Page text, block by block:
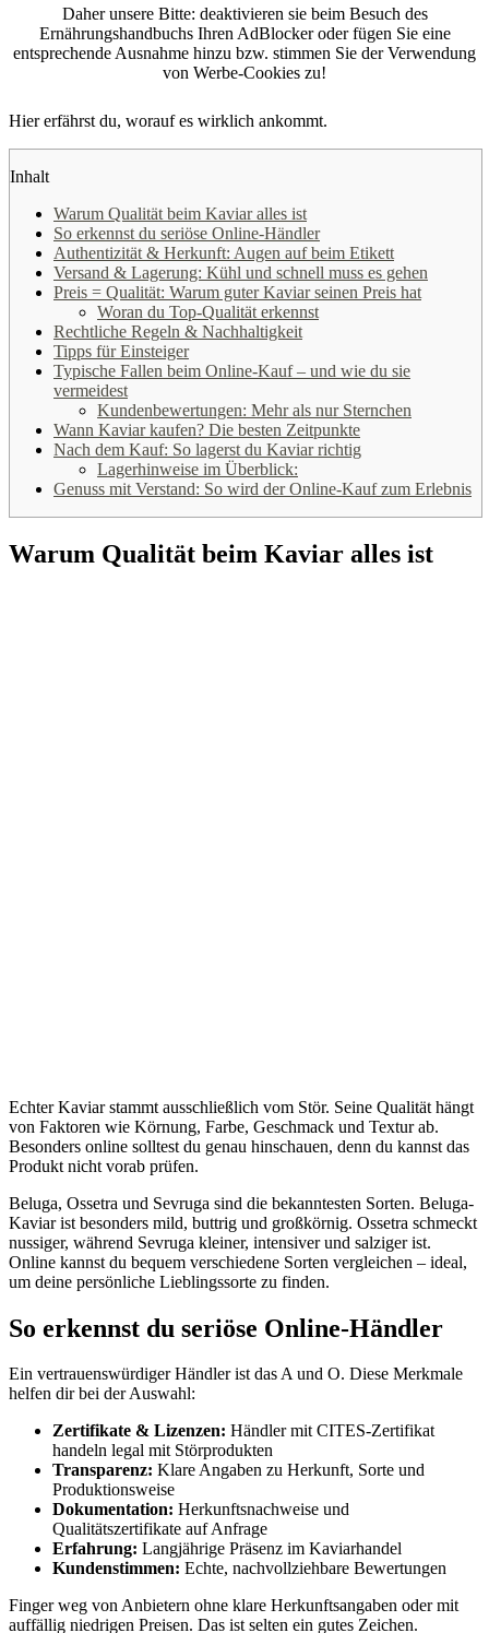
Daher unsere Bitte: deaktivieren sie beim Besuch des
Ernährungshandbuchs Ihren AdBlocker oder fügen Sie eine
entsprechende Ausnahme hinzu bzw. stimmen Sie der Verwendung
von Werbe-Cookies zu!
Hier erfährst du, worauf es wirklich ankommt.
Inhalt
Warum Qualität beim Kaviar alles ist
So erkennst du seriöse Online-Händler
Authentizität & Herkunft: Augen auf beim Etikett
Versand & Lagerung: Kühl und schnell muss es gehen
Preis = Qualität: Warum guter Kaviar seinen Preis hat
Woran du Top-Qualität erkennst
Rechtliche Regeln & Nachhaltigkeit
Tipps für Einsteiger
Typische Fallen beim Online-Kauf – und wie du sie
vermeidest
Kundenbewertungen: Mehr als nur Sternchen
Wann Kaviar kaufen? Die besten Zeitpunkte
Nach dem Kauf: So lagerst du Kaviar richtig
Lagerhinweise im Überblick:
Genuss mit Verstand: So wird der Online-Kauf zum Erlebnis
Warum Qualität beim Kaviar alles ist
Echter Kaviar stammt ausschließlich vom Stör. Seine Qualität hängt
von Faktoren wie Körnung, Farbe, Geschmack und Textur ab.
Besonders online solltest du genau hinschauen, denn du kannst das
Produkt nicht vorab prüfen.
Beluga, Ossetra und Sevruga sind die bekanntesten Sorten. Beluga-
Kaviar ist besonders mild, buttrig und großkörnig. Ossetra schmeckt
nussiger, während Sevruga kleiner, intensiver und salziger ist.
Online kannst du bequem verschiedene Sorten vergleichen – ideal,
um deine persönliche Lieblingssorte zu finden.
So erkennst du seriöse Online-Händler
Ein vertrauenswürdiger Händler ist das A und O. Diese Merkmale
helfen dir bei der Auswahl:
Zertifikate & Lizenzen: Händler mit CITES-Zertifikat
handeln legal mit Störprodukten
Transparenz: Klare Angaben zu Herkunft, Sorte und
Produktionsweise
Dokumentation: Herkunftsnachweise und
Qualitätszertifikate auf Anfrage
Erfahrung: Langjährige Präsenz im Kaviarhandel
Kundenstimmen: Echte, nachvollziehbare Bewertungen
Finger weg von Anbietern ohne klare Herkunftsangaben oder mit
auffällig niedrigen Preisen. Das ist selten ein gutes Zeichen.